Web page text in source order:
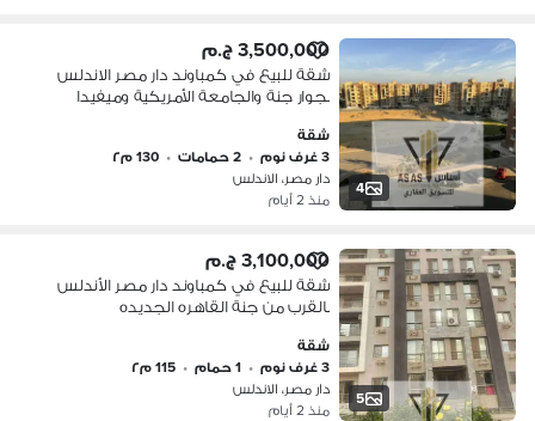
4
3,500,000 ج.م
شقة للبيع في كمباوند دار مصر الاندلس
بجوار جنة والجامعة الأمريكية وميفيدا
شقة
3 غرف نوم
• 2 حمامات • 130 م٢
دار مصر، الاندلس
منذ 2 أيام
5
3,100,000 ج.م
شقة للبيع في كمباوند دار مصر الأندلس
بالقرب من جنة القاهره الجديده
شقة
3 غرف نوم
• 1 حمام • 115 م٢
دار مصر، الاندلس
منذ 2 أيام